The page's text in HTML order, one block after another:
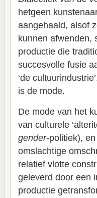
hetgeen
aangehaald, alsof
kunnen afwenden,
productie die
succesvolle fusie
‘de
is de mode.
De mode van het
van culturele
gender-politiek),
omslachtige
relatief vlotte
geleverd door een
productie